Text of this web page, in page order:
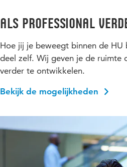
Als professional
Hoe jij je beweegt binnen de HU
deel zelf. Wij geven je de ruimte
verder te ontwikkelen.
Bekijk de mogelijkheden